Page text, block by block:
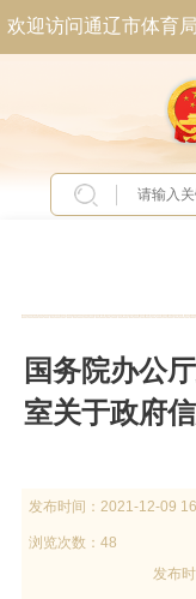
欢迎访问通辽市体育局
当前位置：首页>
国务院办公
室关于政府
发布时间： 2021-12-09
浏览次数：48
发布时